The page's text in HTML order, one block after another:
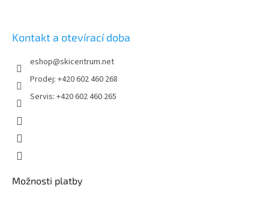
Kontakt a otevírací doba
eshop@skicentrum.net
Prodej: +420 602 460 268
Servis: +420 602 460 265
Možnosti platby